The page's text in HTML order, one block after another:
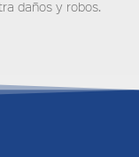
daños y robos.